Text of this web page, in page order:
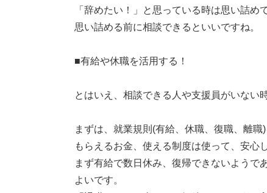
「辞めたい！」と思っている時は思い詰め
思い詰める前に相談できるといいですね。
■有給や休職を活用する！
とはいえ、相談できる人や支援員がいない
まずは、就業規則(有給、休職、復職、離職)
もらえるお金、使える制度は使って、安心
まず有給で数日休み、復帰できないようで
よいです。